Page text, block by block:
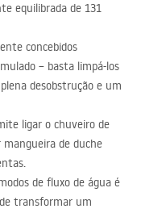
equilibrada de 131
concebidos
– basta limpá-los
desobstrução e um
ligar o chuveiro de
de duche
de fluxo de água é
transformar um